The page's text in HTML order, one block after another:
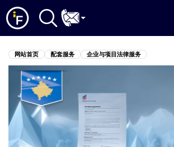
关
网站首页 配套服务 企业与项目法律服务